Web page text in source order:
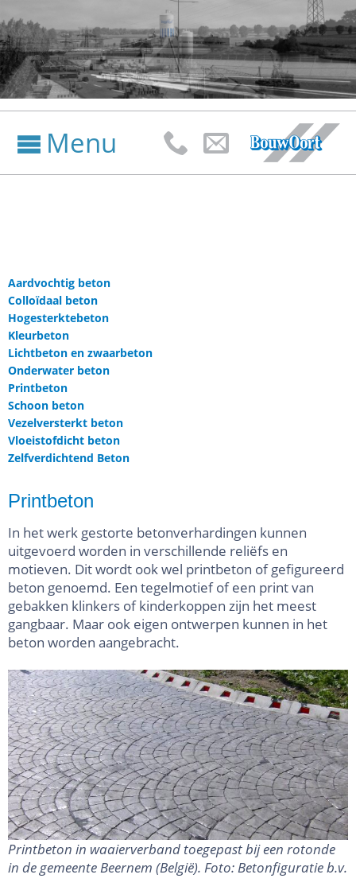
 Menu  
Aardvochtig beton
Colloïdaal beton
Hogesterktebeton
Kleurbeton
Lichtbeton en zwaarbeton
Onderwater beton
Printbeton
Schoon beton
Vezelversterkt beton
Vloeistofdicht beton
Zelfverdichtend Beton
Printbeton
In het werk gestorte betonverhardingen kunnen
uitgevoerd worden in verschillende reliëfs en
motieven. Dit wordt ook wel printbeton of gefigureerd
beton genoemd. Een tegelmotief of een print van
gebakken klinkers of kinderkoppen zijn het meest
gangbaar. Maar ook eigen ontwerpen kunnen in het
beton worden aangebracht.
Printbeton in waaierverband toegepast bij een rotonde
in de gemeente Beernem (België). Foto: Betonfiguratie b.v.